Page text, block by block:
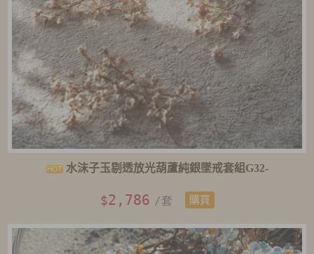
水沫子玉剔透放光葫蘆純銀墜戒套組G32-
$2,786 /套 購買